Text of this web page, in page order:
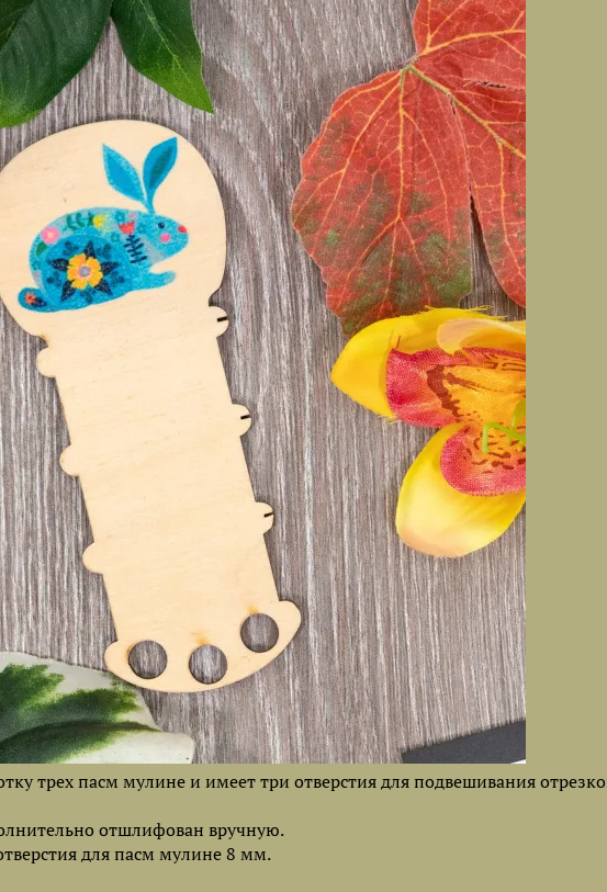
трех пасм мулине и имеет три отверстия для подвешивания
отшлифован вручную.
для пасм мулине 8 мм.